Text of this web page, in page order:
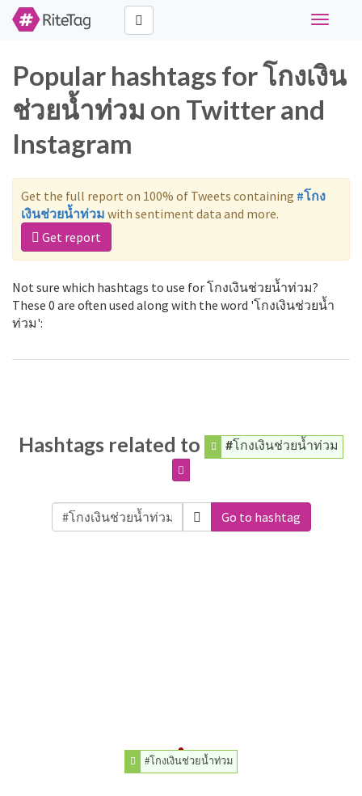
Toggle
Popular hashtags for โกงเงิน
ช่วยน้ำท่วม on Twitter and
Instagram
Get the full report on 100% of Tweets containing #โกง
เงินช่วยน้ำท่วม with sentiment data and more.
Get report
Not sure which hashtags to use for โกงเงินช่วยน้ำท่วม?
These 0 are often used along with the word 'โกงเงินช่วยน้ำ
ท่วม':
Hashtags related to #โกงเงินช่วยน้ำท่วม
Go to hashtag
#โกงเงินช่วยน้ำท่วม